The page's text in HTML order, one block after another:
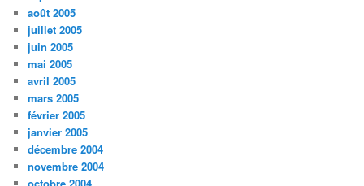
août 2005
juillet 2005
juin 2005
mai 2005
avril 2005
mars 2005
février 2005
janvier 2005
décembre 2004
novembre 2004